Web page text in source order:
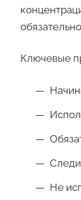
Ключевые
Не